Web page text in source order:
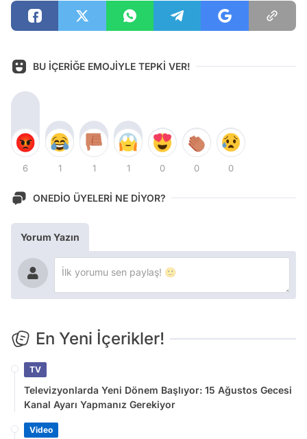
BU İÇERİĞE EMOJİYLE TEPKİ VER!
6 1 1 1 0 0 0
ONEDİO ÜYELERİ NE DİYOR?
Yorum Yazın
En Yeni İçerikler!
TV
Televizyonlarda Yeni Dönem Başlıyor: 15 Ağustos Gecesi
Kanal Ayarı Yapmanız Gerekiyor
Video